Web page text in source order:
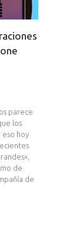
parece
los
hoy
de
de